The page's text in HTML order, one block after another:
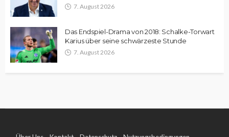
7. August 2026
Das Endspiel-Drama von 2018: Schalke-Torwart
Karius über seine schwärzeste Stunde
7. August 2026